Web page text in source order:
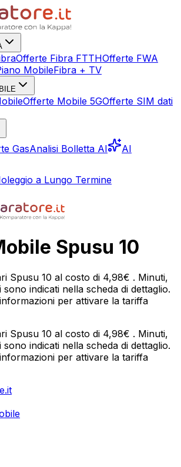
Offerte Fibra FTTHOfferte FWA
MobileFibra + TV
Offerte Mobile 5GOfferte SIM dati
GasAnalisi Bolletta AI AI
a Lungo Termine
Spusu 10
Spusu 10 al costo di 4,98€ . Minuti,
indicati nella scheda di dettaglio.
per attivare la tariffa
Spusu 10 al costo di 4,98€ . Minuti,
indicati nella scheda di dettaglio.
per attivare la tariffa